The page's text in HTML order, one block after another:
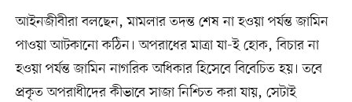
আইনজীবীরা বলছেন, মামলার তদন্ত শেষ না হওয়া পর্যন্ত জামিন
পাওয়া আটকানো কঠিন। অপরাধের মাত্রা যা-ই হোক, বিচার না
হওয়া পর্যন্ত জামিন নাগরিক অধিকার হিসেবে বিবেচিত হয়। তবে
প্রকৃত অপরাধীদের কীভাবে সাজা নিশ্চিত করা যায়, সেটাই